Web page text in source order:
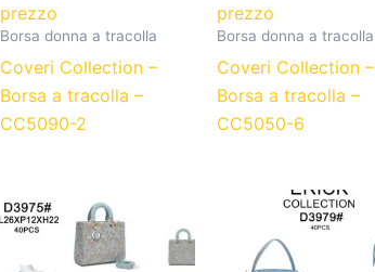
prezzo
Borsa donna a tracolla
Coveri Collection –
Borsa a tracolla –
CC5090-2
prezzo
Borsa donna a tracolla
Coveri Collection –
Borsa a tracolla –
CC5050-6